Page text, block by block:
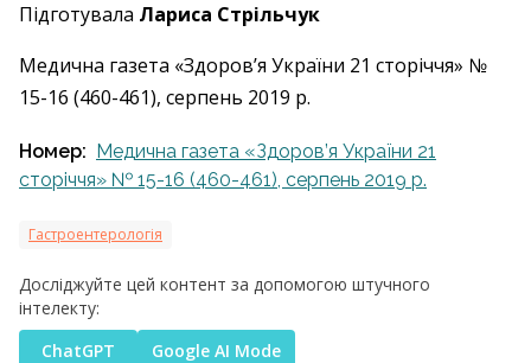
Підготувала Лариса Стрільчук
Медична газета «Здоров’я України 21 сторіччя» №
15-16 (460-461), серпень 2019 р.
Номер: Медична газета «Здоров’я України 21
сторіччя» № 15-16 (460-461), серпень 2019 р.
Гастроентерологія
Досліджуйте цей контент за допомогою штучного
інтелекту:
ChatGPT
Google AI Mode